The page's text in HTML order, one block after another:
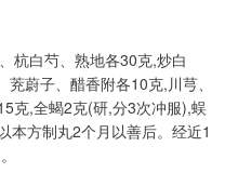
杭白芍、熟地各30克,炒白
蔚子、醋香附各10克,川芎、
克,全蝎2克(研,分3次冲服),蜈
本方制丸2个月以善后。经近1